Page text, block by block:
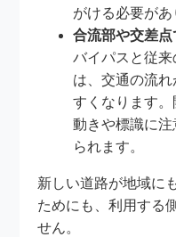
がける必要があ
合流部や交差
バイパスと従
は、交通の流
すくなります
動きや標識に
られます。
新しい道路が地域に
ためにも、利用する
せん。